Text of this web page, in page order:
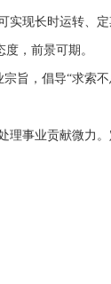
长时运转、
，前景可期。
，倡导“求索
业贡献微力